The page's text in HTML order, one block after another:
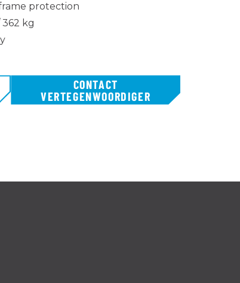
protection
kg
CONTACT
VERTEGENWOORDIGER